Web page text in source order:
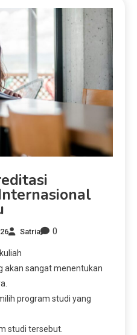
Satria 0
akan sangat menentukan
program studi yang
studi tersebut.